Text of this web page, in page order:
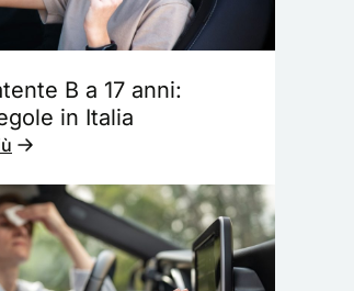
B a 17 anni:
in Italia